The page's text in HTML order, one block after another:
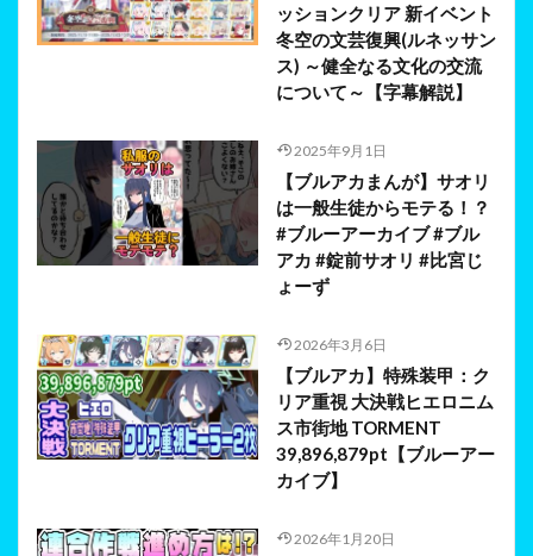
ッションクリア 新イベント
冬空の文芸復興(ルネッサン
ス) ～健全なる文化の交流
について～【字幕解説】
2025年9月1日
【ブルアカまんが】サオリ
は一般生徒からモテる！？
#ブルーアーカイブ #ブル
アカ #錠前サオリ #比宮じ
ょーず
2026年3月6日
【ブルアカ】特殊装甲：ク
リア重視 大決戦ヒエロニム
ス市街地 TORMENT
39,896,879pt【ブルーアー
カイブ】
2026年1月20日